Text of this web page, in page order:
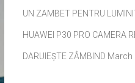
UN ZAMBET PENTRU
HUAWEI P30 PRO CAMERA
DARUIEȘTE ZÂMBIND March